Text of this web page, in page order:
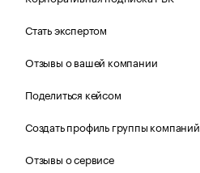
Стать экспертом
Отзывы о вашей компании
Поделиться кейсом
Создать профиль группы компаний
Отзывы о сервисе